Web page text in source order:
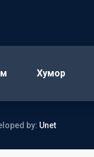
Хумор
by: Unet